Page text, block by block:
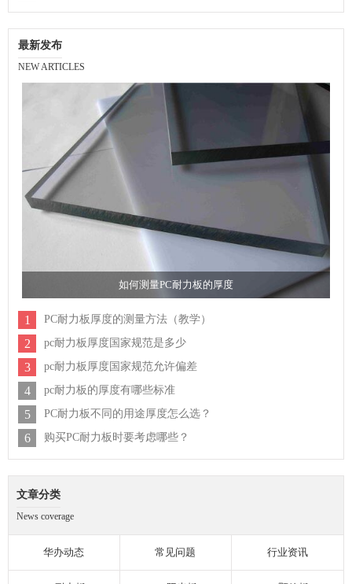
最新发布
NEW ARTICLES
如何测量PC耐力板的厚度
1 PC耐力板厚度的测量方法（教学）
2 pc耐力板厚度国家规范是多少
3 pc耐力板厚度国家规范允许偏差
4 pc耐力板的厚度有哪些标准
5 PC耐力板不同的用途厚度怎么选？
6 购买PC耐力板时要考虑哪些？
文章分类
News coverage
华办动态 常见问题 行业资讯